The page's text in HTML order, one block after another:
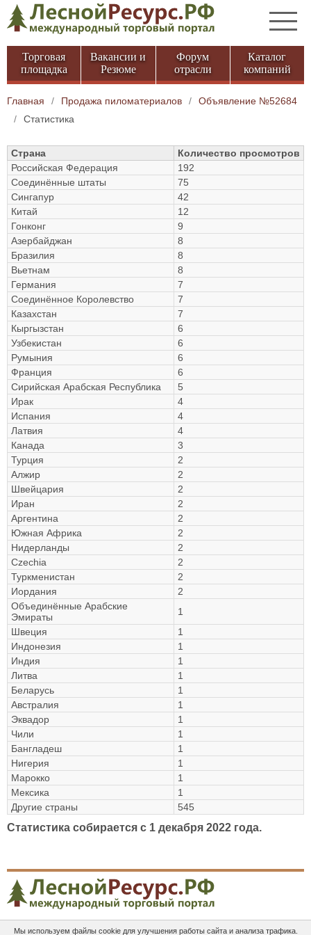
Торговая
площадка
Вакансии и
Резюме
Форум
отрасли
Каталог
компаний
Главная / Продажа пиломатериалов /
Объявление №52684
/
Статистика
Страна
Количество просмотров
Российская Федерация
192
Соединённые штаты
75
Сингапур
42
Китай
12
Гонконг
9
Азербайджан
8
Бразилия
8
Вьетнам
8
Германия
7
Соединённое Королевство
7
Казахстан
7
Кыргызстан
6
Узбекистан
6
Румыния
6
Франция
6
Сирийская Арабская Республика
5
Ирак
4
Испания
4
Латвия
4
Канада
3
Турция
2
Алжир
2
Швейцария
2
Иран
2
Аргентина
2
Южная Африка
2
Нидерланды
2
Czechia
2
Туркменистан
2
Иордания
2
Объединённые Арабские
Эмираты
1
Швеция
1
Индонезия
1
Индия
1
Литва
1
Беларусь
1
Австралия
1
Эквадор
1
Чили
1
Бангладеш
1
Нигерия
1
Марокко
1
Мексика
1
Другие страны
545
Статистика собирается c 1 декабря 2022 года.
Мы используем файлы cookie для улучшения работы сайта и анализа трафика.